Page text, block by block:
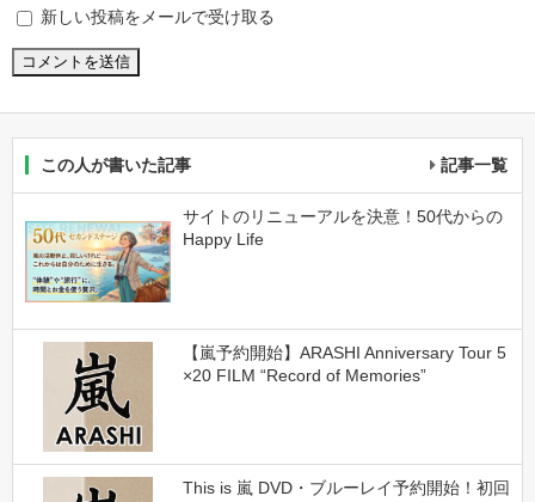
新しい投稿をメールで受け取る
この人が書いた記事 記事一覧
サイトのリニューアルを決意！50代からの
Happy Life
【嵐予約開始】ARASHI Anniversary Tour 5
×20 FILM “Record of Memories”
This is 嵐 DVD・ブルーレイ予約開始！初回